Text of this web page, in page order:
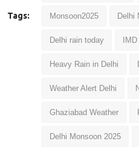
Tags: Monsoon2025 Delhi
Delhi rain today
Heavy Rain in Delhi
Weather Alert Delhi
Ghaziabad Weather
Delhi Monsoon 2025